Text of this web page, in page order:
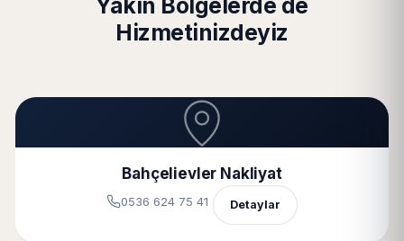
Hizmetinizdeyiz
Bahçelievler Nakliyat
0536 624 75 41 Detaylar